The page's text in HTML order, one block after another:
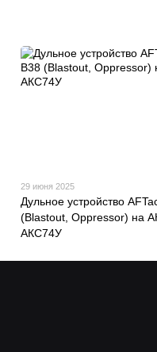
29 июня 2025
Дульное устройство
(Blastout, Oppressor) на
АКС74У